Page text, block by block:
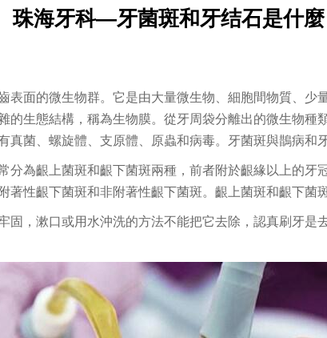
珠海牙科—牙菌斑和牙结石是什麼
表面的微生物群。它是由大量微生物、細胞間物質、少
的生態結構，稱為生物膜。從牙周袋分離出的微生物種
真菌、螺旋體、支原體、原蟲和病毒。牙菌斑與鵲病和
分為齦上菌斑和齦下菌斑兩種，前者附於齦緣以上的牙
著性齦下菌斑和非附著性齦下菌斑。齦上菌斑和齦下菌
固，漱口或用水沖洗的方法不能把它去除，認真刷牙是